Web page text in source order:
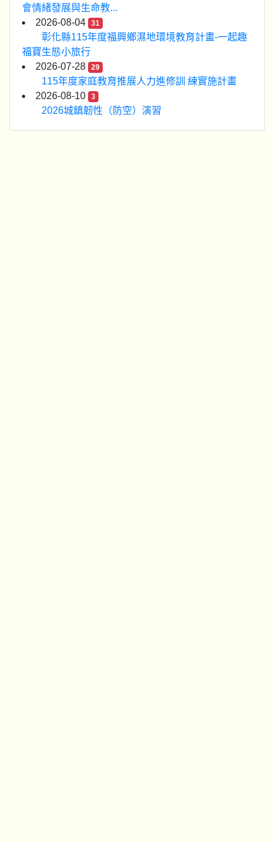
會情緒發展與生命教...
2026-08-04
31
彰化縣115年度福興鄉濕地環境教育計畫-一起趣
福寶生態小旅行
2026-07-28
29
115年度家庭教育推展人力進修訓 練實施計畫
2026-08-10
3
2026城鎮韌性（防空）演習